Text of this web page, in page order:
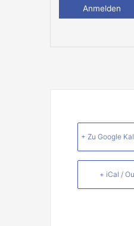
+ Zu Google
+ iCal /